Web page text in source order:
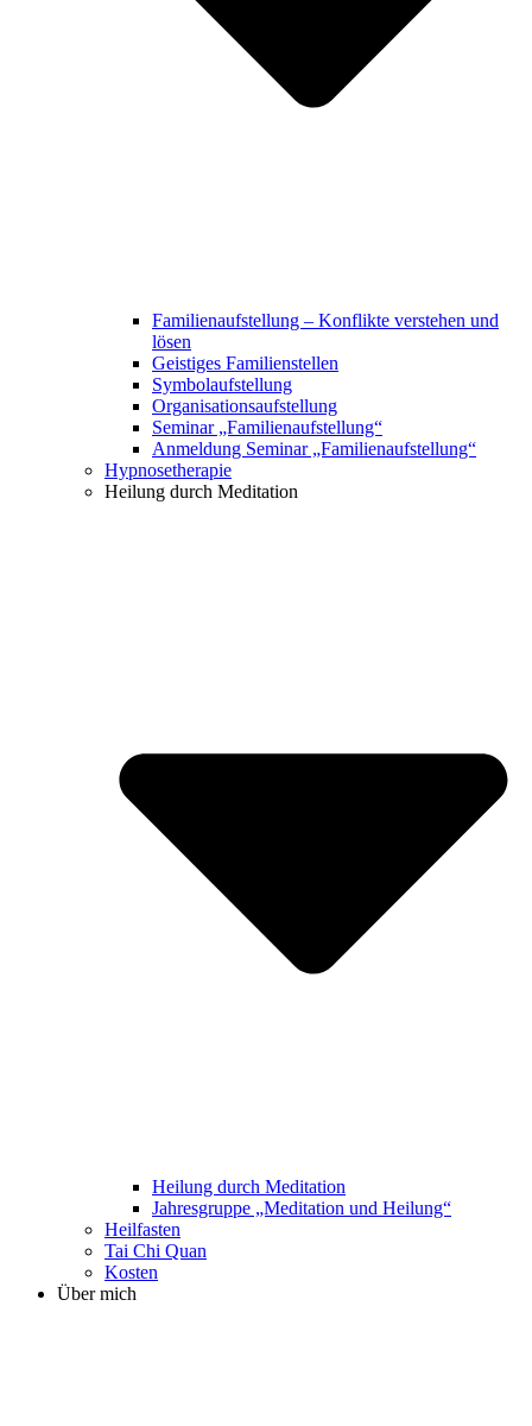
Familienaufstellung – Konflikte verstehen und
lösen
Geistiges Familienstellen
Symbolaufstellung
Organisationsaufstellung
Seminar „Familienaufstellung“
Anmeldung Seminar „Familienaufstellung“
Hypnosetherapie
Heilung durch Meditation
Heilung durch Meditation
Jahresgruppe „Meditation und Heilung“
Heilfasten
Tai Chi Quan
Kosten
Über mich